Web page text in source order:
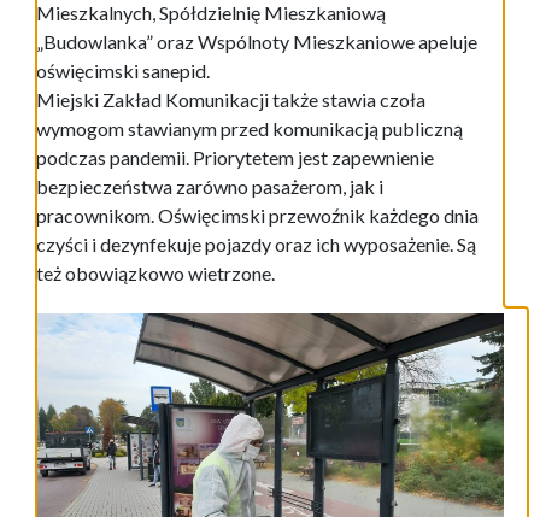
Mieszkalnych, Spółdzielnię Mieszkaniową
„Budowlanka” oraz Wspólnoty Mieszkaniowe apeluje
oświęcimski sanepid.
Miejski Zakład Komunikacji także stawia czoła
wymogom stawianym przed komunikacją publiczną
podczas pandemii. Priorytetem jest zapewnienie
bezpieczeństwa zarówno pasażerom, jak i
pracownikom. Oświęcimski przewoźnik każdego dnia
czyści i dezynfekuje pojazdy oraz ich wyposażenie. Są
też obowiązkowo wietrzone.